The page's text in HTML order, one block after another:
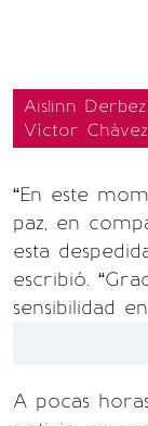
Aislinn
Víctor
“En este
paz, en
esta
escribió.
sensibilidad
A pocas